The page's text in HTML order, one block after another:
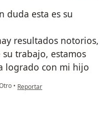
duda esta es su
resultados notorios,
trabajo, estamos
logrado con mi hijo
• en opinión del usuario Keilis
Reportar